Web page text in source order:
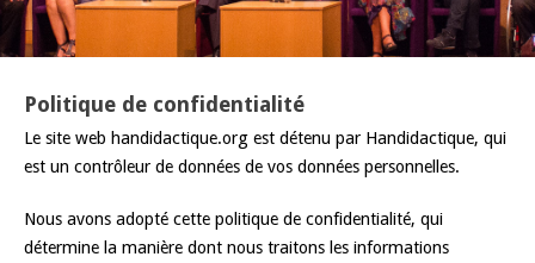
Politique de confidentialité
Le site web handidactique.org est détenu par Handidactique, qui
est un contrôleur de données de vos données personnelles.
Nous avons adopté cette politique de confidentialité, qui
détermine la manière dont nous traitons les informations